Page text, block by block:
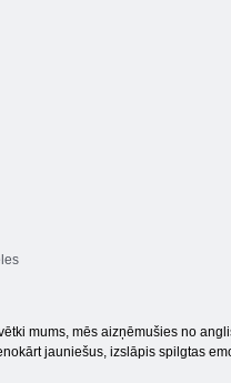
mums, mēs aizņēmušies no
jauniešus, izslāpis spilgtas